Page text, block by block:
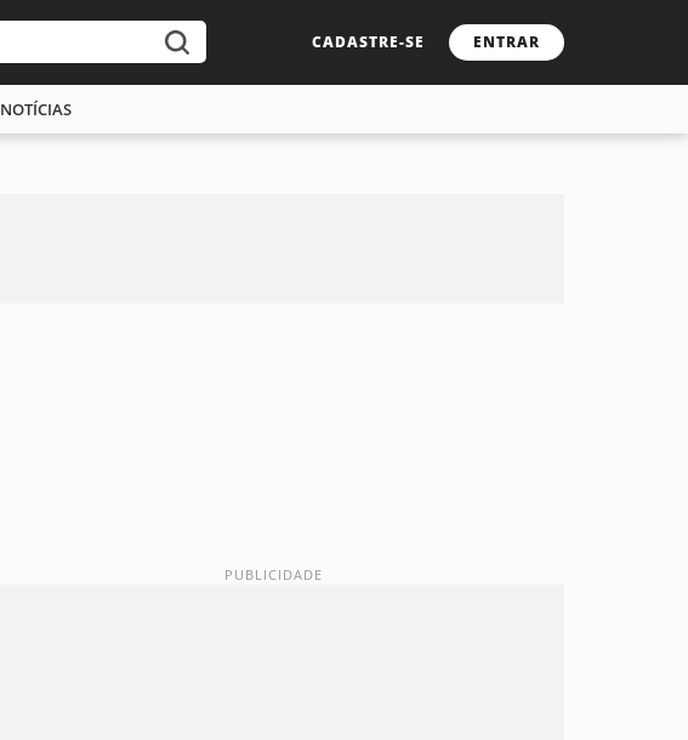
CADASTRE-SE ENTRAR
NOTÍCIAS